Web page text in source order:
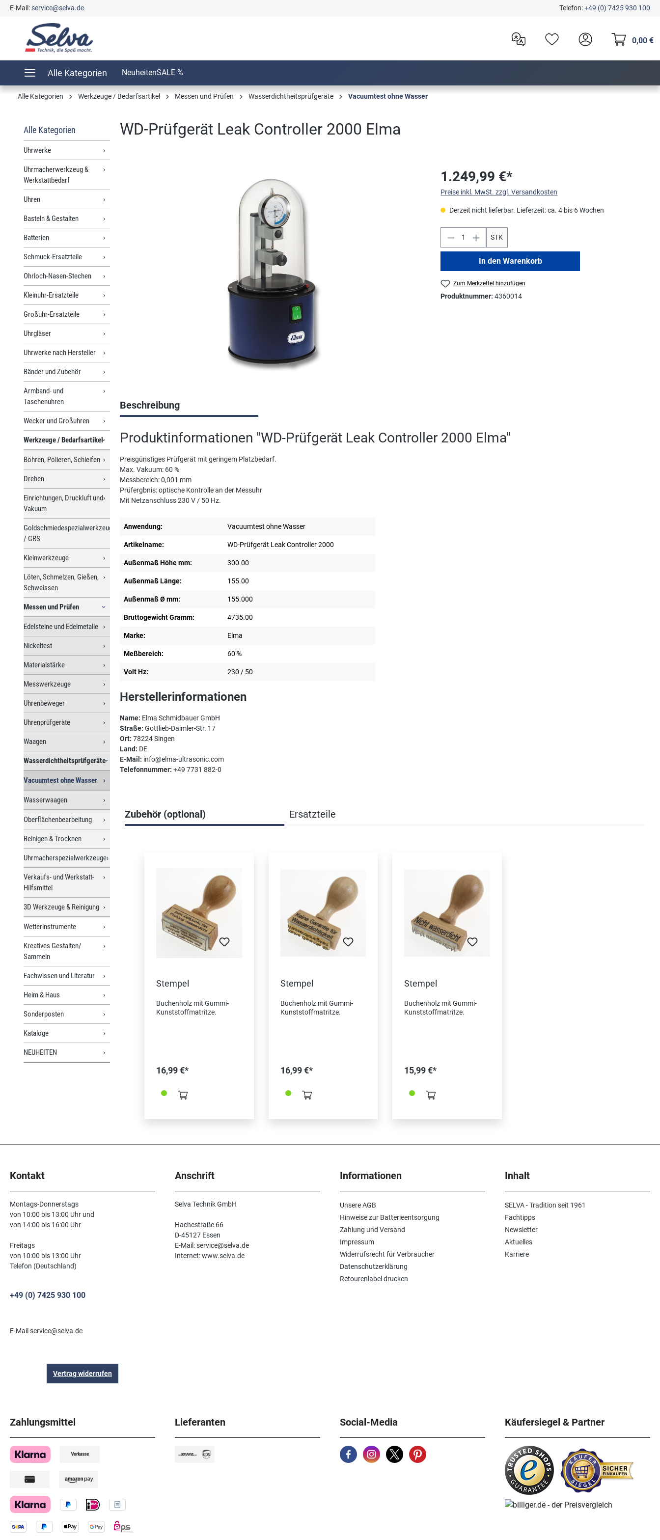
Zur Hauptnavigation springen
E-Mail:service@selva.de Telefon:+49 (0) 7425 930 100
0,00 €
Alle Kategorien NeuheitenSALE %
Alle Kategorien Werkzeuge / Bedarfsartikel Messen und Prüfen Wasserdichtheitsprüfgeräte Vacuumtest ohne Wasser
Alle Kategorien
Uhrwerke
Uhrmacherwerkzeug &
Werkstattbedarf
Uhren
Basteln & Gestalten
Batterien
Schmuck-Ersatzteile
Ohrloch-Nasen-Stechen
Kleinuhr-Ersatzteile
Großuhr-Ersatzteile
Uhrgläser
Uhrwerke nach Hersteller
Bänder und Zubehör
Armband- und
Taschenuhren
Wecker und Großuhren
Werkzeuge / Bedarfsartikel
Bohren, Polieren, Schleifen
Drehen
Einrichtungen, Druckluft und
Vakuum
Goldschmiedespezialwerkzeuge
/ GRS
Kleinwerkzeuge
Löten, Schmelzen, Gießen,
Schweissen
Messen und Prüfen
Edelsteine und Edelmetalle
Nickeltest
Materialstärke
Messwerkzeuge
Uhrenbeweger
Uhrenprüfgeräte
Waagen
Wasserdichtheitsprüfgeräte
Vacuumtest ohne Wasser
Wasserwaagen
Oberflächenbearbeitung
Reinigen & Trocknen
Uhrmacherspezialwerkzeuge
Verkaufs- und Werkstatt-
Hilfsmittel
3D Werkzeuge & Reinigung
Wetterinstrumente
Kreatives Gestalten/
Sammeln
Fachwissen und Literatur
Heim & Haus
Sonderposten
Kataloge
NEUHEITEN
WD-Prüfgerät Leak Controller 2000 Elma
1.249,99 €*
Preise inkl. MwSt. zzgl. Versandkosten
Derzeit nicht lieferbar. Lieferzeit: ca. 4 bis 6 Wochen
STK
In den Warenkorb
Zum Merkzettel hinzufügen
Produktnummer:4360014
Beschreibung
Produktinformationen "WD-Prüfgerät Leak Controller 2000 Elma"
Preisgünstiges Prüfgerät mit geringem Platzbedarf.
Max. Vakuum: 60 %
Messbereich: 0,001 mm
Prüfergbnis: optische Kontrolle an der Messuhr
Mit Netzanschluss 230 V / 50 Hz.
Anwendung: Vacuumtest ohne Wasser
Artikelname: WD-Prüfgerät Leak Controller 2000
Außenmaß Höhe mm: 300.00
Außenmaß Länge: 155.00
Außenmaß Ø mm: 155.000
Bruttogewicht Gramm: 4735.00
Marke: Elma
Meßbereich: 60 %
Volt Hz: 230 / 50
Herstellerinformationen
Name: Elma Schmidbauer GmbH
Straße: Gottlieb-Daimler-Str. 17
Ort: 78224 Singen
Land: DE
E-Mail: info@elma-ultrasonic.com
Telefonnummer: +49 7731 882-0
Zubehör (optional) Ersatzteile
Stempel
Buchenholz mit Gummi-
Kunststoffmatritze.
16,99 €*
Stempel
Buchenholz mit Gummi-
Kunststoffmatritze.
16,99 €*
Stempel
Buchenholz mit Gummi-
Kunststoffmatritze.
15,99 €*
Kontakt
Montags-Donnerstags
von 10:00 bis 13:00 Uhr und
von 14:00 bis 16:00 Uhr
Freitags
von 10:00 bis 13:00 Uhr
Telefon (Deutschland)
+49 (0) 7425 930 100
E-Mail service@selva.de
Vertrag widerrufen
Anschrift
Selva Technik GmbH
Hachestraße 66
D-45127 Essen
E-Mail: service@selva.de
Internet: www.selva.de
Informationen
Unsere AGB
Hinweise zur Batterieentsorgung
Zahlung und Versand
Impressum
Widerrufsrecht für Verbraucher
Datenschutzerklärung
Retourenlabel drucken
Inhalt
SELVA - Tradition seit 1961
Fachtipps
Newsletter
Aktuelles
Karriere
Zahlungsmittel Lieferanten Social-Media Käufersiegel & Partner